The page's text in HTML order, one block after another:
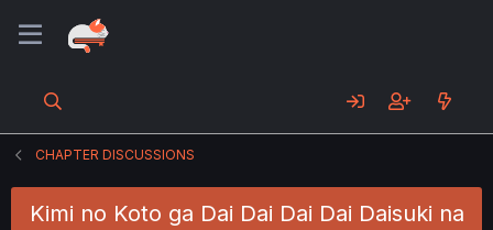
CHAPTER DISCUSSIONS
Kimi no Koto ga Dai Dai Dai Dai Daisuki na